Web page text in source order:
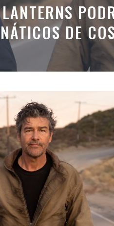
DE